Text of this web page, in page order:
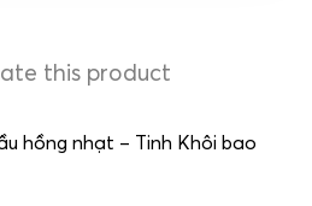
this product
hồng nhạt – Tinh Khôi bao